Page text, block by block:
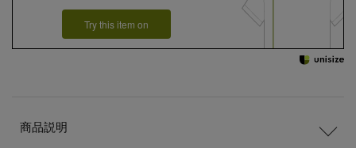
Try this item on
商品説明